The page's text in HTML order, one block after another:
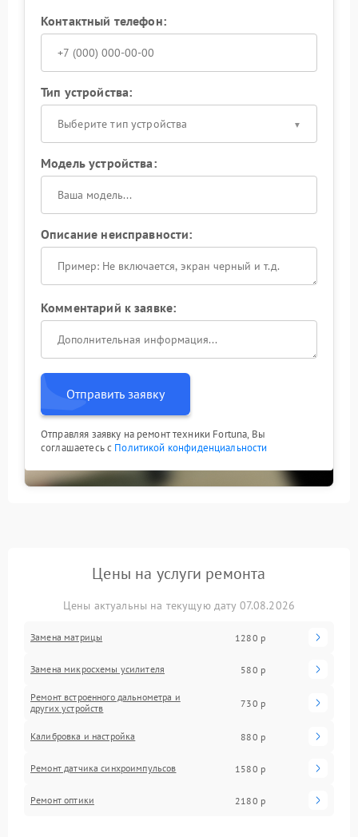
Контактный телефон:
Тип устройства:
Выберите тип устройства
Модель устройства:
Описание неисправности:
Комментарий к заявке:
Отправить заявку
Отправляя заявку на ремонт техники Fortuna, Вы
соглашаетесь с Политикой конфиденциальности
Цены на услуги ремонта
Цены актуальны на текущую дату 07.08.2026
Замена матрицы 1280 р
Замена микросхемы усилителя 580 р
Ремонт встроенного дальнометра и
других устройств
730 р
Калибровка и настройка 880 р
Ремонт датчика синхроимпульсов 1580 р
Ремонт оптики 2180 р